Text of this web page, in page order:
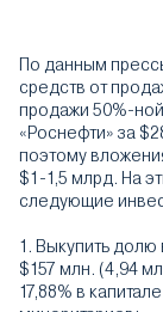
По данным
средств от
продажи 50%-
«Роснефти» за
поэтому
$1-1,5 млрд. На
следующие
1. Выкупить долю
$157 млн. (4,94
17,88% в